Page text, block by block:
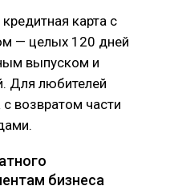
карта с
— целых 120 дней
выпуском и
Для любителей
возвратом части
бизнеса